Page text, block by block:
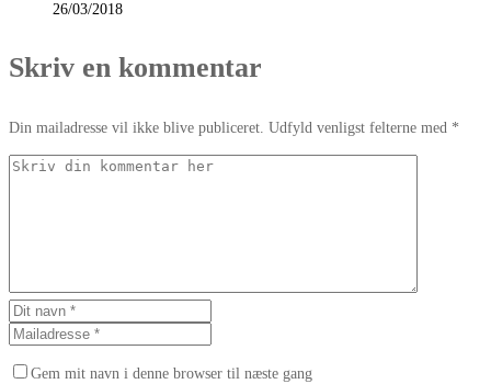
26/03/2018
Skriv en kommentar
Din mailadresse vil ikke blive publiceret. Udfyld venligst felterne med *
Gem mit navn i denne browser til næste gang